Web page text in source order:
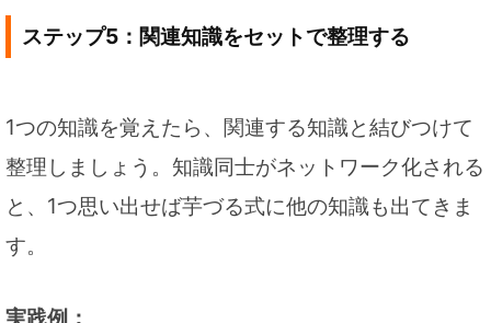
ステップ5：関連知識をセットで整理する
1つの知識を覚えたら、関連する知識と結びつけて
整理しましょう。知識同士がネットワーク化される
と、1つ思い出せば芋づる式に他の知識も出てきま
す。